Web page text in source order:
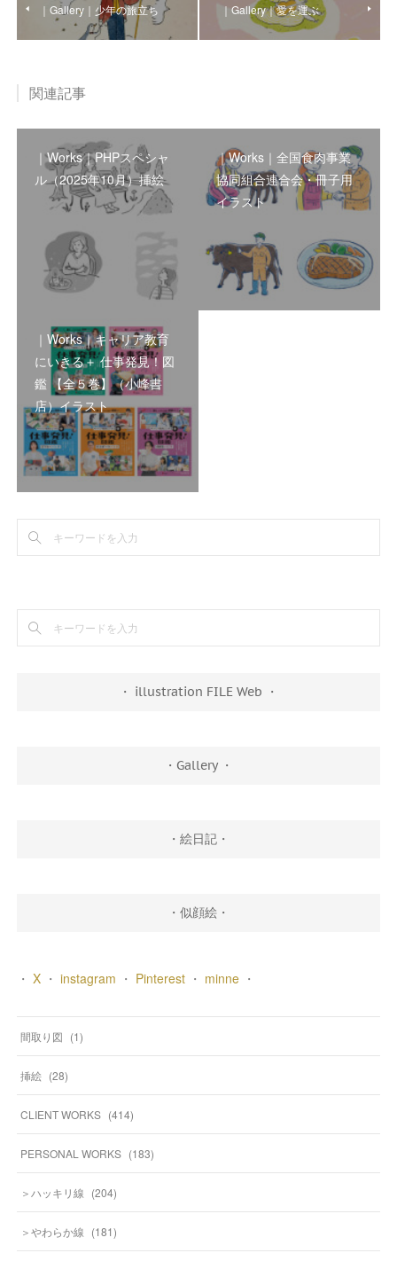
｜Gallery｜少年の旅立ち ｜Gallery｜愛を運ぶ
関連記事
｜Works｜PHPスペシャ
ル（2025年10月）挿絵
｜Works｜全国食肉事業
協同組合連合会・冊子用
イラスト
｜Works｜キャリア教育
にいきる＋ 仕事発見！図
鑑 【全５巻】（小峰書
店）イラスト
・ illustration FILE Web ・
・Gallery ・
・絵日記・
・似顔絵・
・ X・ instagram ・ Pinterest・ minne・
間取り図 (1)
挿絵 (28)
CLIENT WORKS (414)
PERSONAL WORKS (183)
＞ハッキリ線 (204)
＞やわらか線 (181)